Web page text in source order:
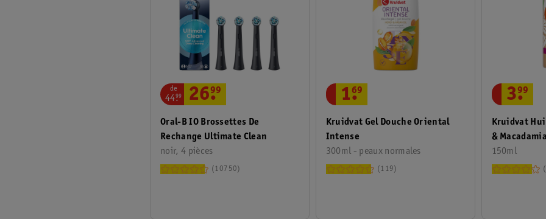
Oral-B IO Brossettes De
Rechange Ultimate Clean
noir, 4 pièces
de
44.
99 26.
99
10750
Kruidvat Gel Douche Oriental
Intense
300ml - peaux normales
1.
69
119
Kruidvat
& Macadamia
150ml
3.
99